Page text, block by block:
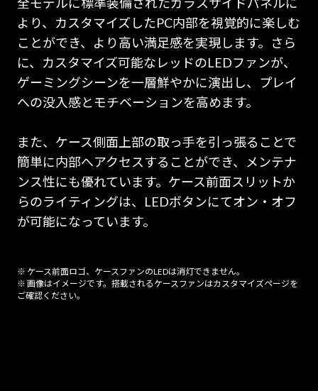
より、カスタマイズしたPC内部を視覚的に楽しむ
ことができ、より高い満足感を実現します。さら
に、カスタマイズ可能なレッドのLEDファンが、
ゲーミングシーンを一層鮮やかに演出し、プレイ
への没入感とモチベーションを高めます。
また、ケース側面上部の取っ手を引っ張ることで
簡単に内部へアクセスすることができ、メンテナ
ンス性にも優れています。ケース前面スリットか
らのライティングは、LEDボタンにてオン・オフ
が可能になっています。
※ ケース前面ロゴ、ケースファンのLEDは消灯できません。
※ 画像はイメージです。搭載されるケースファンはカスタマイズページを
ご確認ください。